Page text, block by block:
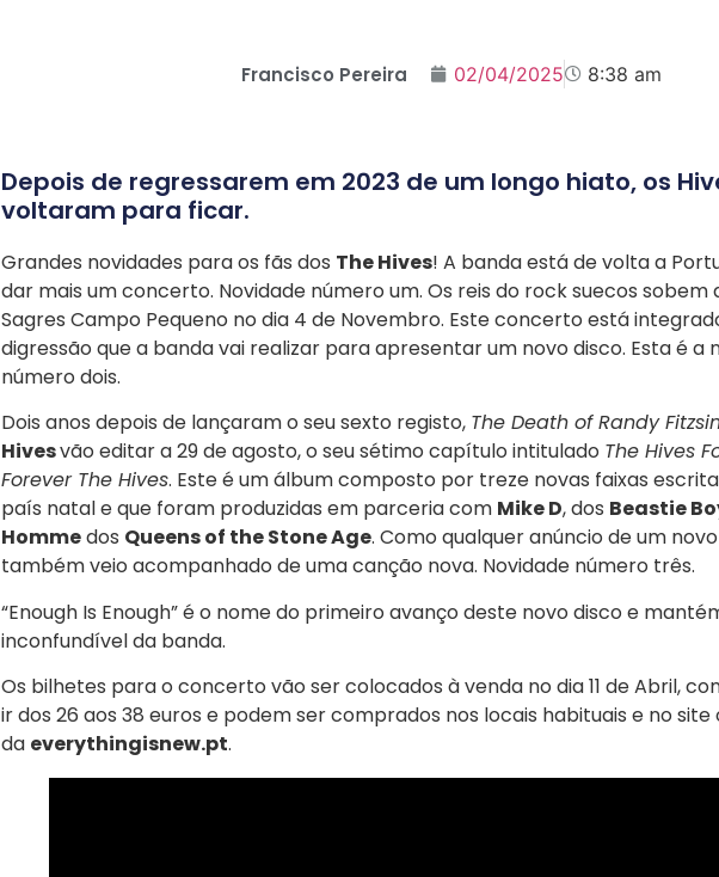
Francisco Pereira 02/04/2025 8:38 am
Depois de regressarem em 2023 de um longo hiato, os
voltaram para ficar.
Grandes novidades para os fãs dos The Hives! A banda está de volta a
dar mais um concerto. Novidade número um. Os reis do rock suecos sobem
Sagres Campo Pequeno no dia 4 de Novembro. Este concerto está
digressão que a banda vai realizar para apresentar um novo disco. Esta é a
número dois.
Dois anos depois de lançaram o seu sexto registo, The Death of Randy
Hivesvão editar a 29 de agosto, o seu sétimo capítulo intitulado The Hives
Forever The Hives. Este é um álbum composto por treze novas faixas
país natal e que foram produzidas em parceria com Mike D, dos Beastie
Hommedos Queens of the Stone Age. Como qualquer anúncio de um
também veio acompanhado de uma canção nova. Novidade número três.
“Enough Is Enough” é o nome do primeiro avanço deste novo disco e
inconfundível da banda.
Os bilhetes para o concerto vão ser colocados à venda no dia 11 de Abril,
ir dos 26 aos 38 euros e podem ser comprados nos locais habituais e no site
da everythingisnew.pt.